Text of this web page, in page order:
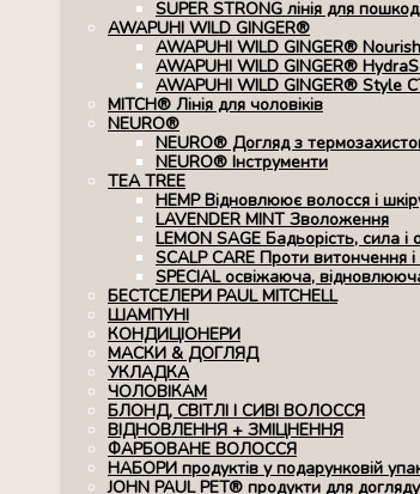
SUPER STRONG лінія для
AWAPUHI WILD GINGER®
AWAPUHI WILD GINGER®
AWAPUHI WILD GINGER®
AWAPUHI WILD GINGER® Style
MITCH® Лінія для чоловіків
NEURO®
NEURO® Догляд з
NEURO® Інструменти
TEA TREE
HEMP Відновлюює волосся і
LAVENDER MINT Зволоження
LEMON SAGE Бадьорість, сила і
SCALP CARE Проти витончення
SPECIAL освіжаюча,
БЕСТСЕЛЕРИ PAUL MITCHELL
ШАМПУНІ
КОНДИЦІОНЕРИ
МАСКИ & ДОГЛЯД
УКЛАДКА
ЧОЛОВІКАМ
БЛОНД, СВІТЛІ І СИВІ ВОЛОССЯ
ВІДНОВЛЕННЯ + ЗМІЦНЕННЯ
ФАРБОВАНЕ ВОЛОССЯ
НАБОРИ продуктів у подарунковій
JOHN PAUL PET® продукти для